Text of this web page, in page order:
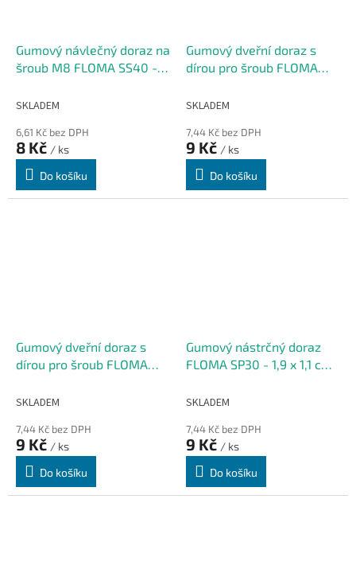
Gumový návlečný doraz na
šroub M8 FLOMA SS40 -
SKLADEM
6,61 Kč bez DPH
8 Kč / ks
Do košíku
Gumový dveřní doraz s
dírou pro šroub FLOMA
SKLADEM
7,44 Kč bez DPH
9 Kč / ks
Do košíku
Gumový dveřní doraz s
dírou pro šroub FLOMA
SKLADEM
7,44 Kč bez DPH
9 Kč / ks
Do košíku
Gumový nástrčný doraz
FLOMA SP30 - 1,9 x 1,1 cm,
SKLADEM
7,44 Kč bez DPH
9 Kč / ks
Do košíku